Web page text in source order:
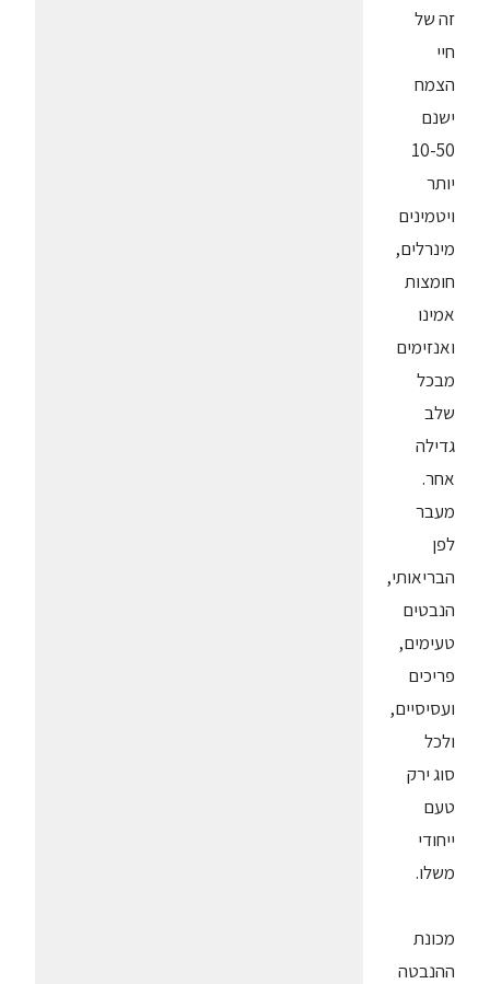
זה של
חיי
הצמח
ישנם
10-50
יותר
ויטמינים
מינרלים,
חומצות
אמינו
ואנזימים
מבכל
שלב
גדילה
אחר.
מעבר
לפן
הבריאותי,
הנבטים
טעימים,
פריכים
ועסיסיים,
ולכל
סוג ירק
טעם
ייחודי
משלו.
מכונת
ההנבטה